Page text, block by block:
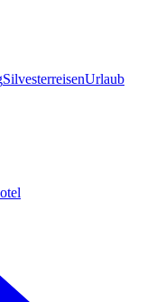
SilvesterreisenUrlaub